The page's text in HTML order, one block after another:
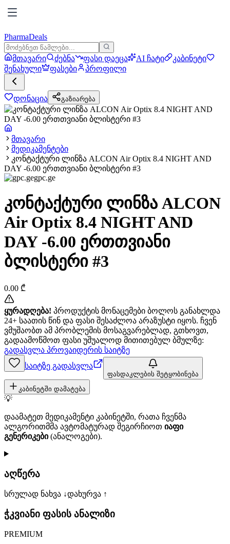
PharmaDeals
მთავარი ძებნა ფასი დაეცა AI ჩატი
კაბინეტი
შენახული
ფასები პროფილი
დონაცია გაზიარება
მთავარი
მედიკამენტები
კონტაქტური ლინზა ALCON Air Optix 8.4 NIGHT AND
DAY -6.00 ერთთვიანი ბლისტერი #3
gpc.ge
კონტაქტური ლინზა ALCON
Air Optix 8.4 NIGHT AND
DAY -6.00 ერთთვიანი
ბლისტერი #3
0.00 ₾
ყურადღება! პროდუქტის მონაცემები ბოლოს განახლდა
24+ საათის წინ და ფასი შესაძლოა არაზუსტი იყოს. ჩვენ
ვმუშაობთ ამ პრობლემის მოსაგვარებლად, გთხოვთ,
გადაამოწმოთ ფასი უშუალოდ მითითებულ ბმულზე:
გადასვლა პროვაიდერის საიტზე
საიტზე გადასვლა
ფასდაკლების შეტყობინება
კაბინეტში დამატება
💡
დაამატეთ მედიკამენტი კაბინეტში, რათა ჩვენმა
ალგორითმმა ავტომატურად შეგირჩიოთ იაფი
გენერიკები(ანალოგები).
აღწერა
სრულად ნახვა ↓დახურვა ↑
ჭკვიანი ფასის ანალიზი
PREMIUM